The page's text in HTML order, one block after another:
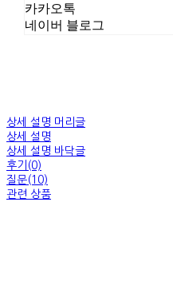
카카오톡
네이버 블로그
상세 설명 머리글
상세 설명
상세 설명 바닥글
후기(0)
질문(10)
관련 상품